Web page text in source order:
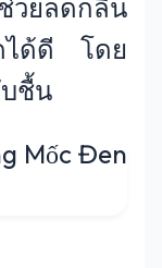
วยลดกลิ่น
ได้ดี โดย
ชื้น